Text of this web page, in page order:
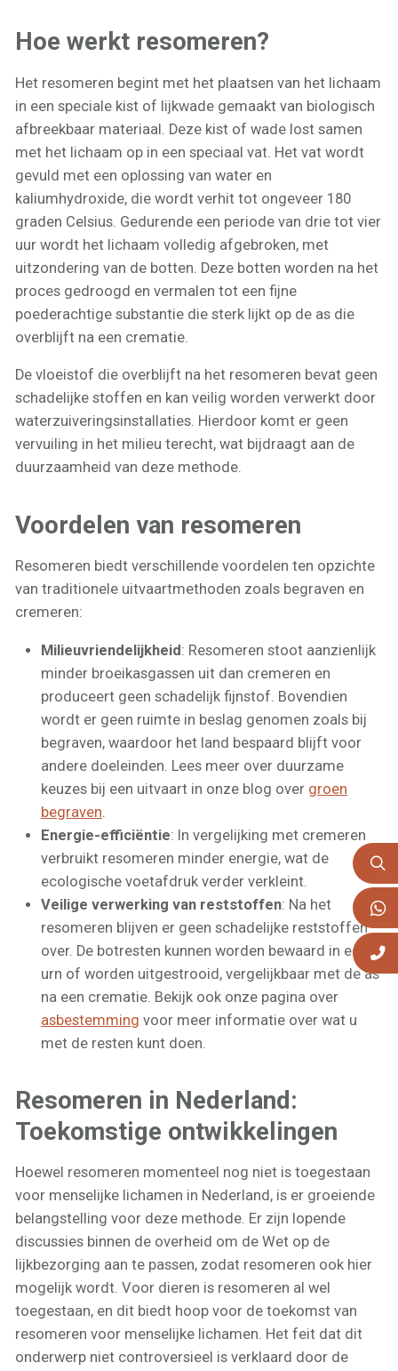
Hoe werkt resomeren?
Het resomeren begint met het plaatsen van het lichaam
in een speciale kist of lijkwade gemaakt van biologisch
afbreekbaar materiaal. Deze kist of wade lost samen
met het lichaam op in een speciaal vat. Het vat wordt
gevuld met een oplossing van water en
kaliumhydroxide, die wordt verhit tot ongeveer 180
graden Celsius. Gedurende een periode van drie tot vier
uur wordt het lichaam volledig afgebroken, met
uitzondering van de botten. Deze botten worden na het
proces gedroogd en vermalen tot een fijne
poederachtige substantie die sterk lijkt op de as die
overblijft na een crematie.
De vloeistof die overblijft na het resomeren bevat geen
schadelijke stoffen en kan veilig worden verwerkt door
waterzuiveringsinstallaties. Hierdoor komt er geen
vervuiling in het milieu terecht, wat bijdraagt aan de
duurzaamheid van deze methode.
Voordelen van resomeren
Resomeren biedt verschillende voordelen ten opzichte
van traditionele uitvaartmethoden zoals begraven en
cremeren:
Milieuvriendelijkheid: Resomeren stoot aanzienlijk
minder broeikasgassen uit dan cremeren en
produceert geen schadelijk fijnstof. Bovendien
wordt er geen ruimte in beslag genomen zoals bij
begraven, waardoor het land bespaard blijft voor
andere doeleinden. Lees meer over duurzame
keuzes bij een uitvaart in onze blog over groen
begraven
Energie-efficiëntie: In vergelijking met cremeren
verbruikt resomeren minder energie, wat de
ecologische voetafdruk verder verkleint.
Veilige verwerking van reststoffen: Na het
resomeren blijven er geen schadelijke reststoffen
over. De botresten kunnen worden bewaard in een
urn of worden uitgestrooid, vergelijkbaar met de as
na een crematie. Bekijk ook onze pagina over
asbestemming voor meer informatie over wat u
met de resten kunt doen.
Resomeren in Nederland:
Toekomstige ontwikkelingen
Hoewel resomeren momenteel nog niet is toegestaan
voor menselijke lichamen in Nederland, is er groeiende
belangstelling voor deze methode. Er zijn lopende
discussies binnen de overheid om de Wet op de
lijkbezorging aan te passen, zodat resomeren ook hier
mogelijk wordt. Voor dieren is resomeren al wel
toegestaan, en dit biedt hoop voor de toekomst van
resomeren voor menselijke lichamen. Het feit dat dit
onderwerp niet controversieel is verklaard door de